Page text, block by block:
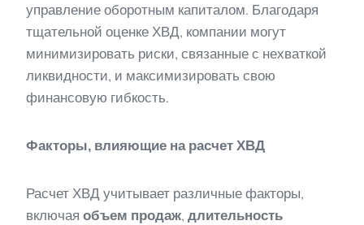
управление оборотным капиталом. Благодаря
тщательной оценке ХВД, компании могут
минимизировать риски, связанные с нехваткой
ликвидности, и максимизировать свою
финансовую гибкость.
Факторы, влияющие на расчет ХВД
Расчет ХВД учитывает различные факторы,
включая объем продаж, длительность